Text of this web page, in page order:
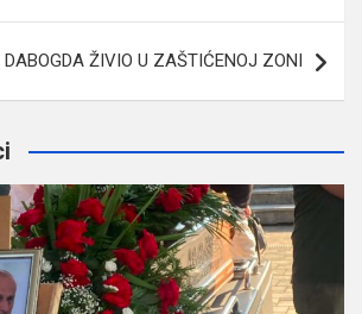
DABOGDA ŽIVIO U ZAŠTIĆENOJ ZONI